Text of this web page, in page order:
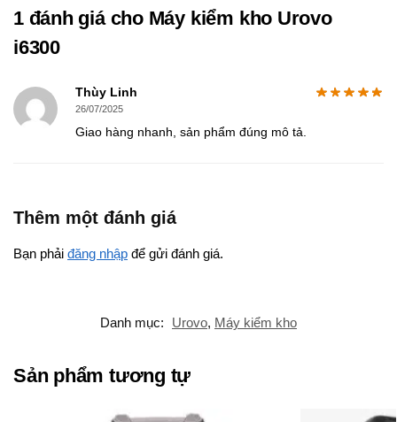
1 đánh giá cho Máy kiểm kho Urovo
i6300
Thùy Linh
26/07/2025
Giao hàng nhanh, sản phẩm đúng mô tả.
Thêm một đánh giá
Bạn phải đăng nhập để gửi đánh giá.
Danh mục: Urovo, Máy kiểm kho
Sản phẩm tương tự